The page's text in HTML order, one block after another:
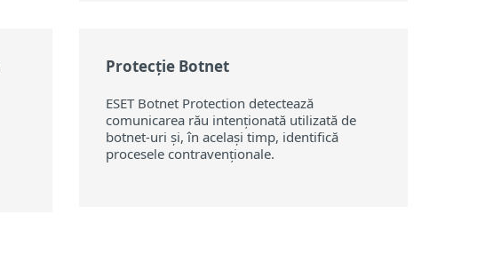
Protecție Botnet
ESET Botnet Protection detectează
comunicarea rău intenționată utilizată de
botnet-uri și, în același timp, identifică
procesele contravenționale.